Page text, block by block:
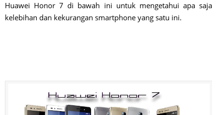
Huawei Honor 7 di bawah ini untuk mengetahui apa saja
kelebihan dan kekurangan smartphone yang satu ini.